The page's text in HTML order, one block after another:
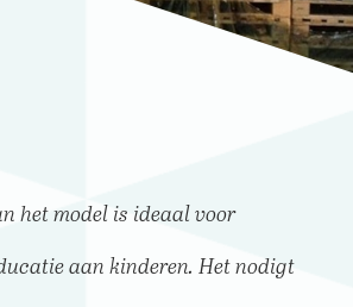
het model is ideaal voor
aan kinderen. Het nodigt